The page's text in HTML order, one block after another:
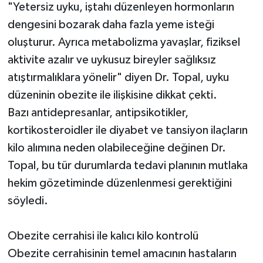
"Yetersiz uyku, iştahı düzenleyen hormonların
dengesini bozarak daha fazla yeme isteği
oluşturur. Ayrıca metabolizma yavaşlar, fiziksel
aktivite azalır ve uykusuz bireyler sağlıksız
atıştırmalıklara yönelir" diyen Dr. Topal, uyku
düzeninin obezite ile ilişkisine dikkat çekti.
Bazı antidepresanlar, antipsikotikler,
kortikosteroidler ile diyabet ve tansiyon ilaçların
kilo alımına neden olabileceğine değinen Dr.
Topal, bu tür durumlarda tedavi planının mutlaka
hekim gözetiminde düzenlenmesi gerektiğini
söyledi.
Obezite cerrahisi ile kalıcı kilo kontrolü
Obezite cerrahisinin temel amacının hastaların